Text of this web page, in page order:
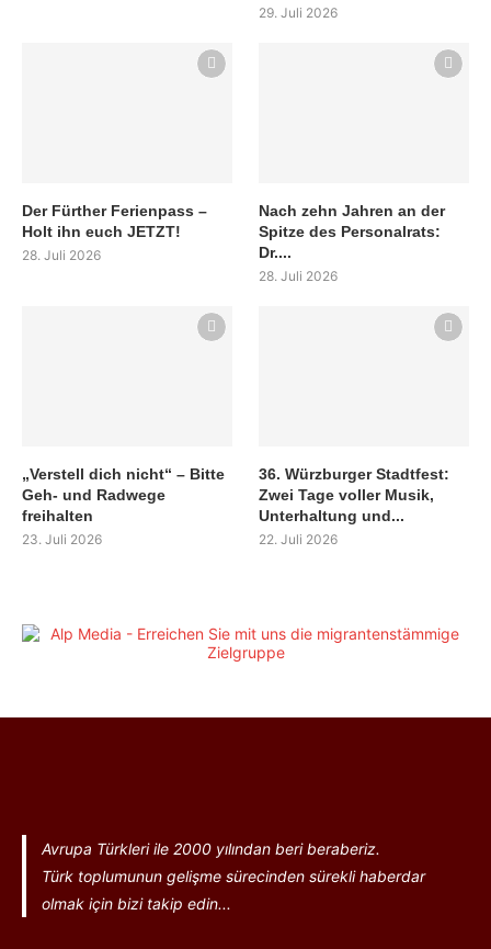
29. Juli 2026
Der Fürther Ferienpass –
Holt ihn euch JETZT!
28. Juli 2026
Nach zehn Jahren an der
Spitze des Personalrats:
Dr....
28. Juli 2026
„Verstell dich nicht“ – Bitte
Geh- und Radwege
freihalten
23. Juli 2026
36. Würzburger Stadtfest:
Zwei Tage voller Musik,
Unterhaltung und...
22. Juli 2026
Avrupa Türkleri ile 2000 yılından beri beraberiz.
Türk toplumunun gelişme sürecinden sürekli haberdar
olmak için bizi takip edin...